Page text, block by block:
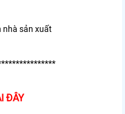
nhà sản xuất
ĐÂY